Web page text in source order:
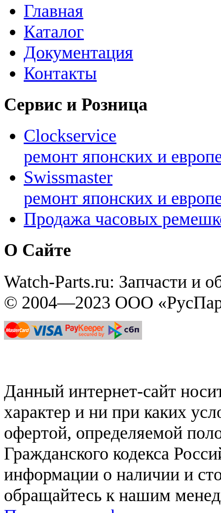
Главная
Каталог
Документация
Контакты
Сервис и Розница
Clockservice
ремонт японских и
Swissmaster
ремонт японских и
Продажа часовых
О Сайте
Watch-Parts.ru: Запчасти и
© 2004—2023 ООО
Данный интернет-сайт
характер и ни при каких
офертой, определяемой
Гражданского кодекса
информации о наличии и
обращайтесь к нашим